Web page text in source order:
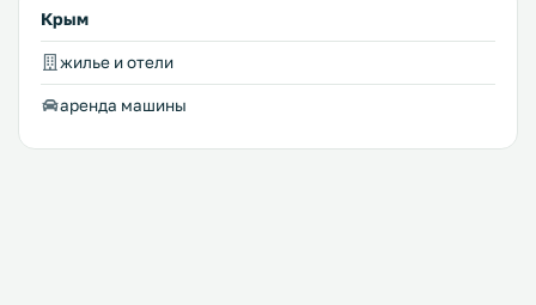
Крым
жилье и отели
аренда машины